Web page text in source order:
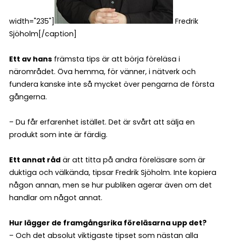
width="235"]
Fredrik
Sjöholm[/caption]
Ett av hans främsta tips är att börja föreläsa i
närområdet. Öva hemma, för vänner, i nätverk och
fundera kanske inte så mycket över pengarna de första
gångerna.
– Du får erfarenhet istället. Det är svårt att sälja en
produkt som inte är färdig.
Ett annat råd är att titta på andra föreläsare som är
duktiga och välkända, tipsar Fredrik Sjöholm. Inte kopiera
någon annan, men se hur publiken agerar även om det
handlar om något annat.
Hur lägger de framgångsrika föreläsarna upp det?
– Och det absolut viktigaste tipset som nästan alla